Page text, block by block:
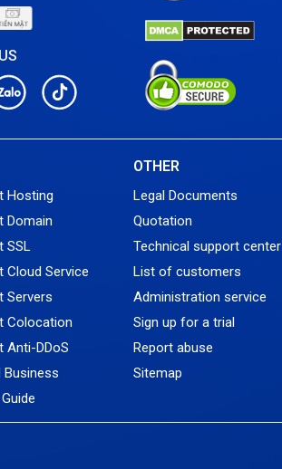
Hosting
Domain
SSL
Cloud Service
Servers
Colocation
Anti-DDoS
Business
OTHER
Legal Documents
Quotation
Technical support center
List of customers
Administration service
Sign up for a trial
Report abuse
Sitemap